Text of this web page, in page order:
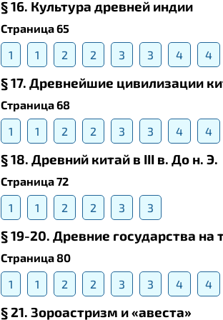
§ 16. Культура древней индии
Страница 65
1
1 2 2 3 3 4 4
§ 17. Древнейшие цивилизации
Страница 68
1
1 2 2 3 3 4 4
§ 18. Древний китай в III в. До н. Э.
Страница 72
1
1 2 2 3 3
§ 19-20. Древние государства на
Страница 80
1
1 2 2 3 3 4 4
§ 21. Зороастризм и «авеста»